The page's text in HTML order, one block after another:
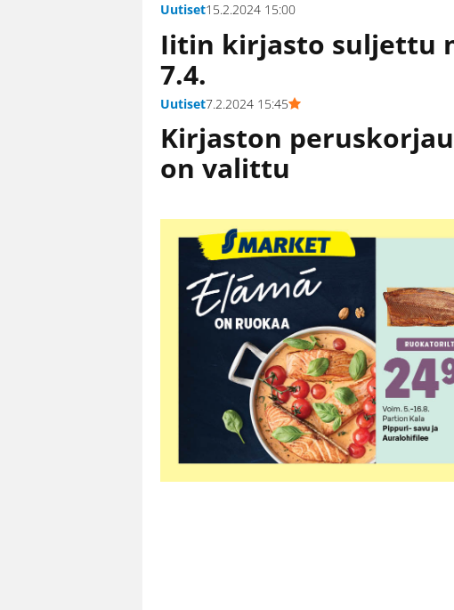
Uutiset15.2.2024 15:00
Iitin kirjasto suljettu
7.4.
Uutiset7.2.2024 15:45
Kirjaston
on valittu